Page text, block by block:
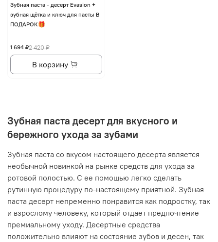
Зубная паста - десерт Evasion +
зубная щётка и ключ для пасты В
ПОДАРОК🎁
2 420 ₽
1 694 ₽
В корзину
Зубная паста десерт для вкусного и
бережного ухода за зубами
Зубная паста со вкусом настоящего десерта является
необычной новинкой на рынке средств для ухода за
ротовой полостью. С ее помощью легко сделать
рутинную процедуру по-настоящему приятной. Зубная
паста десерт непременно понравится как подростку, так
и взрослому человеку, который отдает предпочтение
премиальному уходу. Десертные средства
положительно влияют на состояние зубов и десен, так